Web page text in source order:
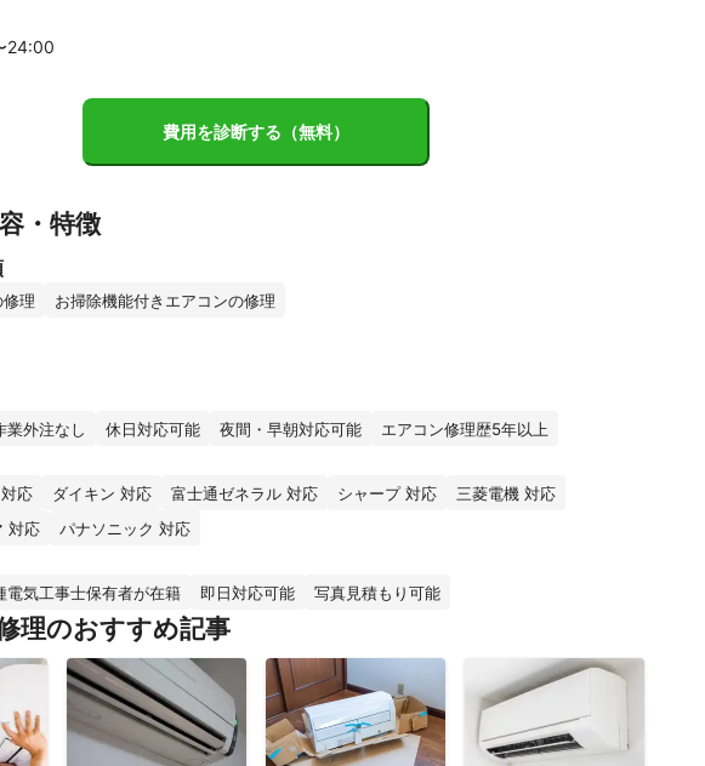
24:00
費用を診断する（無料）
・特徴
理 お掃除機能付きエアコンの修理
業外注なし 休日対応可能 夜間・早朝対応可能 エアコン修理歴5年以上
応 ダイキン 対応 富士通ゼネラル 対応 シャープ 対応
三菱電機 対応
対応
パナソニック 対応
電気工事士保有者が在籍 即日対応可能 写真見積もり可能
理のおすすめ記事